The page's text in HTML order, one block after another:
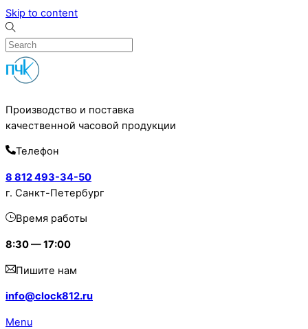
Skip to content
Производство и поставка
качественной часовой продукции
Телефон
8 812 493-34-50
г. Санкт-Петербург
Время работы
8:30 — 17:00
Пишите нам
info@clock812.ru
Menu